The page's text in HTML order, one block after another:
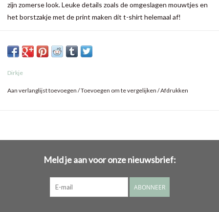
zijn zomerse look. Leuke details zoals de omgeslagen mouwtjes en
het borstzakje met de print maken dit t-shirt helemaal af!
Dirkje
Aan verlanglijst toevoegen /Toevoegen om te vergelijken /Afdrukken
Meld je aan voor onze nieuwsbrief:
ABONNEER